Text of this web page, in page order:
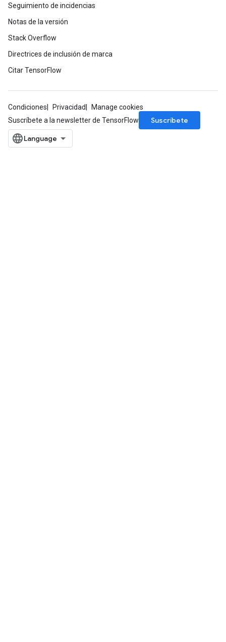
Seguimiento de incidencias
Notas de la versión
Stack Overflow
Directrices de inclusión de marca
Citar TensorFlow
Condiciones Privacidad
Manage cookies
Suscríbete a la newsletter de TensorFlow
Suscríbete